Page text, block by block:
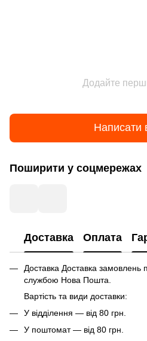
Додайте
Написати
Поширити у соцмережах
Доставка Оплата
Доставка Доставка замовлень
службою Нова Пошта.
Вартість та види доставки:
У відділення — від 80 грн.
У поштомат — від 80 грн.